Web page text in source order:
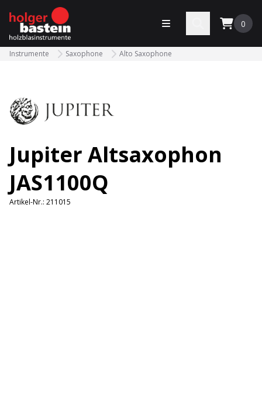
bastein
Menü öffnen 0
Instrumente Saxophone Alto Saxophone
Jupiter Altsaxophon
JAS1100Q
Artikel-Nr.: 211015